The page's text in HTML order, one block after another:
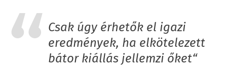
Csak úgy érhetők el igazi
eredmények, ha elkötelezett
bátor kiállás jellemzi őket“